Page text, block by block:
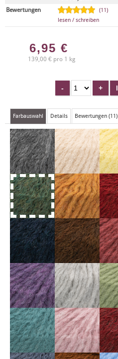
Bewertungen
(11)
lesen / schreiben
6,95 €
139,00 € pro 1 kg
Farbauswahl Details Bewertungen (11)